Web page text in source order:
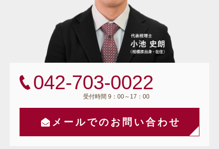
042-703-0022
受付時間 9：00～17：00
メールでのお問い合わせ